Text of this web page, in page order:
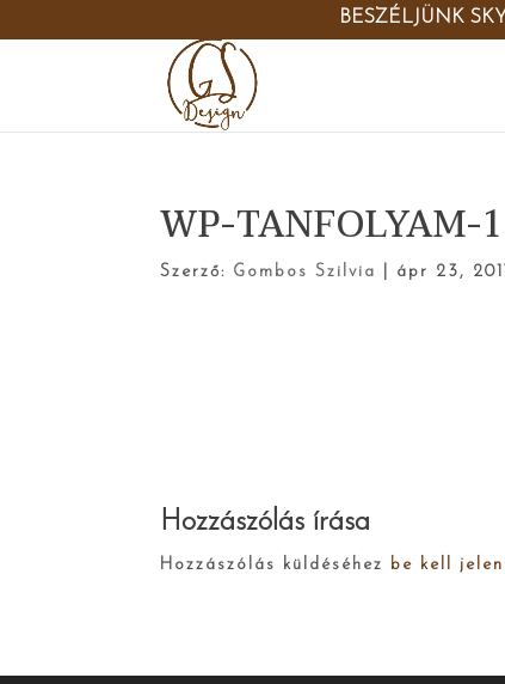
BESZÉLJÜNK
WP-TANFOLYAM-1
Szerző: Gombos Szilvia ápr 23,
Hozzászólás írása
Hozzászólás küldéséhez be kell